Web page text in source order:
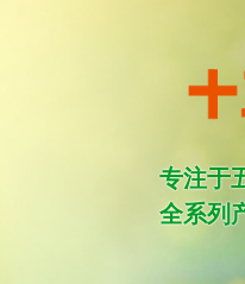
专注于
全系列